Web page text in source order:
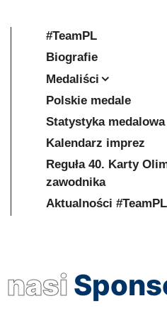
#TeamPL
Biografie
Medaliści
Polskie medale
Statystyka medalowa
Kalendarz imprez
Reguła 40. Karty
zawodnika
Aktualności #TeamPL
nasi